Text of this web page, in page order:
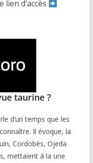
lien d’accès
taurine ?
d’un temps que les
Il évoque, la
Cordobès, Ojeda
mettaient à la une